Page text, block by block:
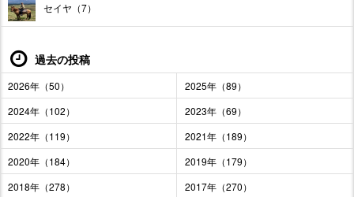
セイヤ（7）
過去の投稿
2026年（50）
2025年（89）
2024年（102）
2023年（69）
2022年（119）
2021年（189）
2020年（184）
2019年（179）
2018年（278）
2017年（270）